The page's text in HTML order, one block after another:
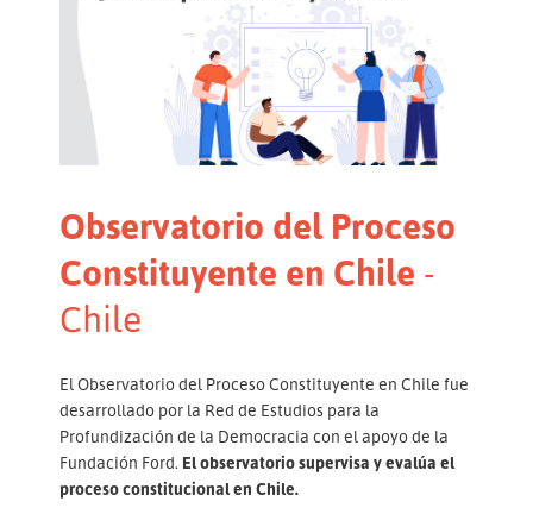
Observatorio del Proceso
Constituyente en Chile -
Chile
El Observatorio del Proceso Constituyente en Chile fue
desarrollado por la Red de Estudios para la
Profundización de la Democracia con el apoyo de la
Fundación Ford. El observatorio supervisa y evalúa el
proceso constitucional en Chile.